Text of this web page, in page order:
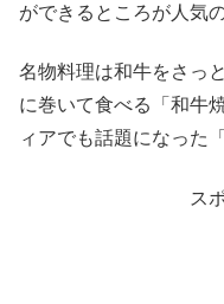
ができるところが人気
名物料理は和牛をさっ
に巻いて食べる「和牛
ィアでも話題になった
ス